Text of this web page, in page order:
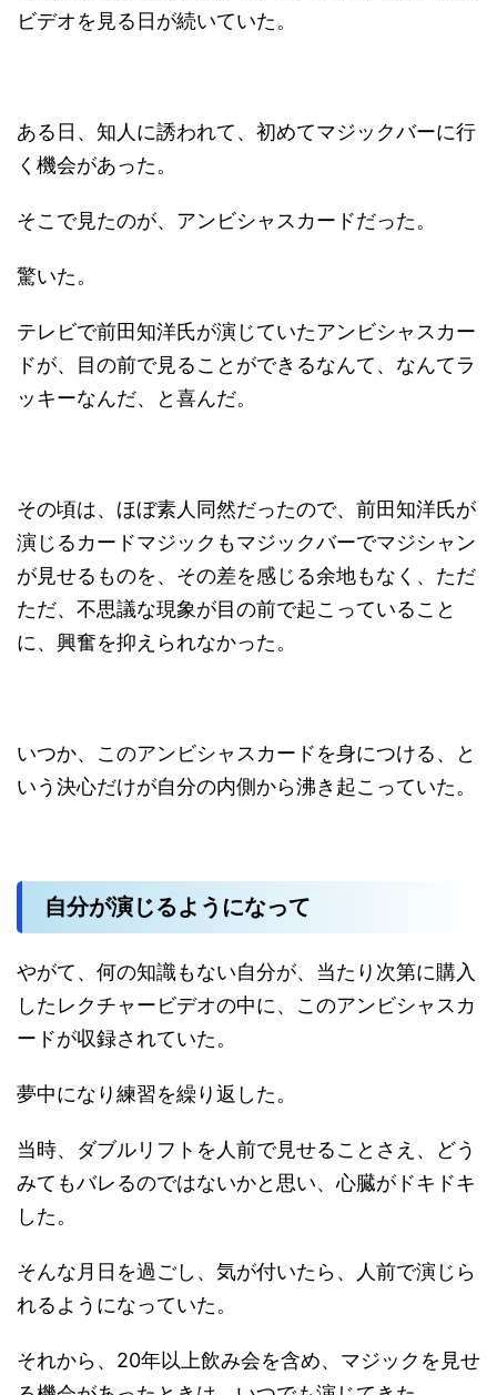
ビデオを見る日が続いていた。
ある日、知人に誘われて、初めてマジックバーに行
く機会があった。
そこで見たのが、アンビシャスカードだった。
驚いた。
テレビで前田知洋氏が演じていたアンビシャスカー
ドが、目の前で見ることができるなんて、なんてラ
ッキーなんだ、と喜んだ。
その頃は、ほぼ素人同然だったので、前田知洋氏が
演じるカードマジックもマジックバーでマジシャン
が見せるものを、その差を感じる余地もなく、ただ
ただ、不思議な現象が目の前で起こっていること
に、興奮を抑えられなかった。
いつか、このアンビシャスカードを身につける、と
いう決心だけが自分の内側から沸き起こっていた。
自分が演じるようになって
やがて、何の知識もない自分が、当たり次第に購入
したレクチャービデオの中に、このアンビシャスカ
ードが収録されていた。
夢中になり練習を繰り返した。
当時、ダブルリフトを人前で見せることさえ、どう
みてもバレるのではないかと思い、心臓がドキドキ
した。
そんな月日を過ごし、気が付いたら、人前で演じら
れるようになっていた。
それから、20年以上飲み会を含め、マジックを見せ